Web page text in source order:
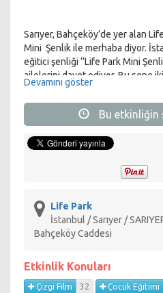
Sarıyer, Bahçeköy’de yer alan
Mini Şenlik ile merhaba diyor.
eğitici şenliği ‘’Life Park Mini
ailelerini davet ediyor. Bu sene
Mini Şenlik’te oyun alanları,
bacaklar, şişme oyuncaklar, mini
atölyeler gib i pek çok farklı
20 Nisan Pazar günü sabah saat
BP Çocuk Tiyatrosu’ndan
Trafik’’ tiyatro oyunu, Beyza ile
Gürcistan’dan Kukla Tiyatrosu
Çocuk’un sevilen çizgi dizisi
Devamını göster
Bu etkinliğin
Life Park
İstanbul / Sarıyer /
Bahçeköy Caddesi
Etkinlik Konuları
Çizgi Film 32 Çocuk Eğitimi